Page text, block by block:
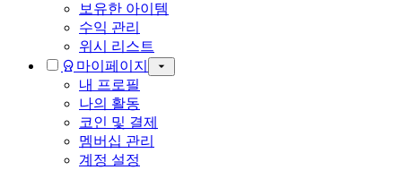
보유한 아이템
수익 관리
위시 리스트
마이페이지
내 프로필
나의 활동
코인 및 결제
멤버십 관리
계정 설정